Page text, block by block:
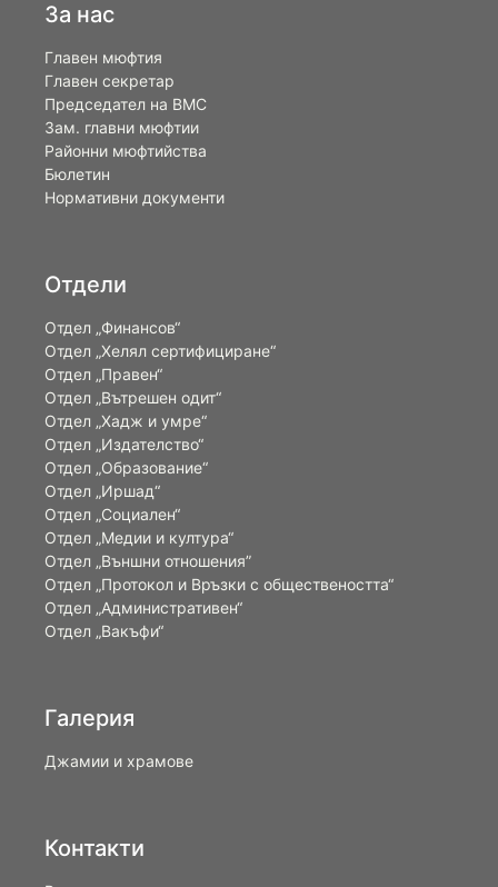
За нас
Главен мюфтия
Главен секретар
Председател на ВМС
Зам. главни мюфтии
Районни мюфтийства
Бюлетин
Нормативни документи
Отдели
Отдел „Финансов“
Отдел „Хелял сертифициране“
Отдел „Правен“
Отдел „Вътрешен одит“
Отдел „Хадж и умре“
Отдел „Издателство“
Отдел „Образование“
Отдел „Иршад“
Отдел „Социален“
Отдел „Медии и култура“
Отдел „Външни отношения”
Oтдел „Протокол и Връзки с обществеността“
Отдел „Административен“
Отдел „Вакъфи“
Галерия
Джамии и храмове
Контакти